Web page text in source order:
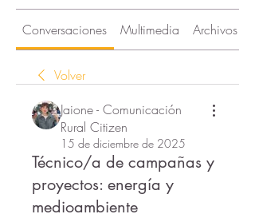
Conversaciones Multimedia Archivos
Volver
Jaione - Comunicación
Rural Citizen
15 de diciembre de 2025
Técnico/a de campañas y
proyectos: energía y
medioambiente